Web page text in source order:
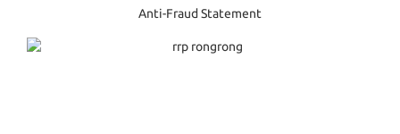
Anti-Fraud Statement